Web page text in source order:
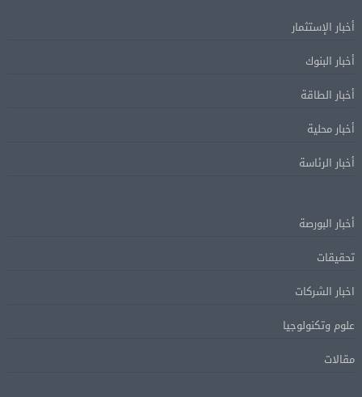
أخبار الإستثمار
أخبار البنوك
أخبار الطاقة
أخبار محلية
أخبار الرئاسة
أخبار البورصة
تحقيقات
اخبار الشركات
علوم وتكنولوجيا
مقالات